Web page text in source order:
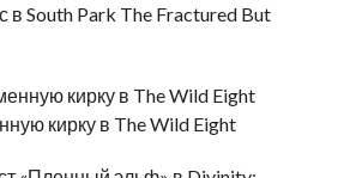
в South Park The Fractured But
кирку в The Wild Eight